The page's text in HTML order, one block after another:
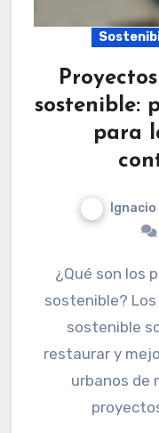
sostenible:
para
¿Qué son los proyectos de rehabilitación
sostenible?
sostenible
restaurar y
urbanos de